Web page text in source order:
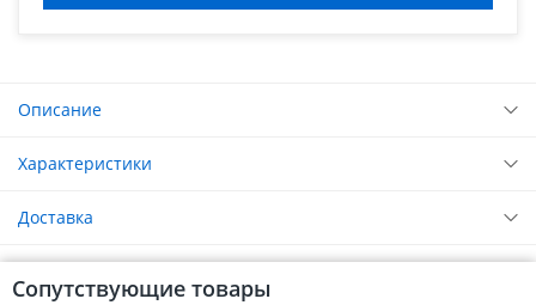
Описание
Характеристики
Доставка
Сопутствующие товары